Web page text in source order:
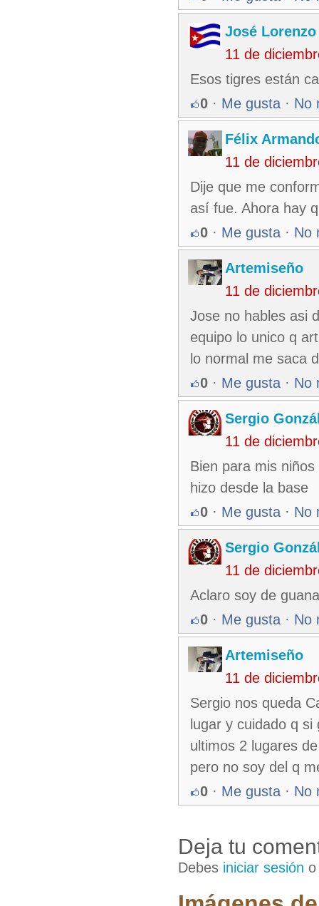
José
11 de
Esos tigres están
0 · Me gusta · No
Félix
11 de
Dije que me
así fue. Ahora hay
0 · Me gusta · No
Artemiseño
11 de
Jose no hables asi
equipo lo unico q
lo normal me saca
0 · Me gusta · No
Sergio
11 de
Bien para mis
hizo desde la base
0 · Me gusta · No
Sergio
11 de
Aclaro soy de
0 · Me gusta · No
Artemiseño
11 de
Sergio nos queda
lugar y cuidado q
ultimos 2 lugares
pero no soy del q
0 · Me gusta · No
Deja tu
Debes iniciar sesión